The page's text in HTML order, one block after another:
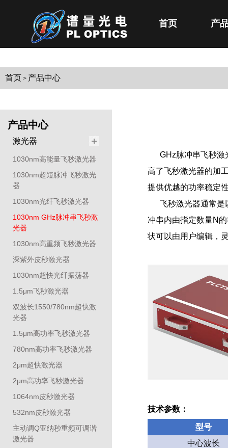
首页 产
首页 > 产品中心
产品中心
激光器
1030nm高能量飞秒激光器
1030nm超短脉冲飞秒激光
器
1030nm光纤飞秒激光器
1030nm GHz脉冲串飞秒激
光器
1030nm高重频飞秒激光器
深紫外皮秒激光器
1030nm超快光纤振荡器
1.5μm飞秒激光器
双波长1550/780nm超快激
光器
1.5μm高功率飞秒激光器
780nm高功率飞秒激光器
2μm超快激光器
2μm高功率飞秒激光器
1064nm皮秒激光器
532nm皮秒激光器
主动调Q亚纳秒重频可调谐
激光器
GHz脉冲串飞秒激
高了飞秒激光器的加
提供优越的功率稳定
飞秒激光器通常是
冲串内由指定数量N
状可以由用户编辑，
技术参数：
型号
中心波长